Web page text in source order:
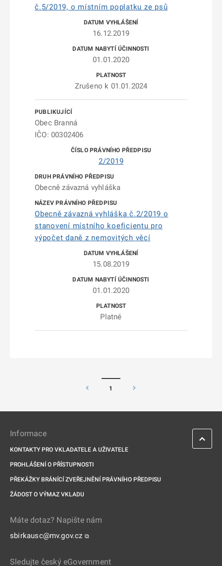
č.5/2019, o místním poplatku ze psů
16.12.2019
01.01.2020
Zrušeno k 01.01.2024
Obec Branná
IČO: 00302406
2/2019
Obecně závazná vyhláška
Obecně závazná vyhláška č.2/2019 o
stanovení místního koeficientu pro
výpočet daně z nemovitých věcí
15.08.2019
01.01.2020
Platné
1
Informace
KONTAKTY PRO VKLADATELE A UŽIVATELE
PROHLÁŠENÍ O PŘÍSTUPNOSTI
PŘEKÁŽKY BRÁNÍCÍ ZVEŘEJNĚNÍ PRÁVNÍHO PŘEDPISU
ŽÁDOST O VÝMAZ VKLADU
Máte dotaz? Napište nám
sbirkausc@mv.gov.cz ⧉
Sledujte český eGovernment